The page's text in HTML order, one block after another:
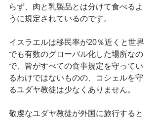
らず、肉と乳製品とは分けて食べるよ
うに規定されているのです。
イスラエルは移民率が20％近くと世界
でも有数のグローバル化した場所なの
で、皆がすべての食事規定を守ってい
るわけではないものの、コシェルを守
るユダヤ教徒は少なくありません。
敬虔なユダヤ教徒が外国に旅行すると